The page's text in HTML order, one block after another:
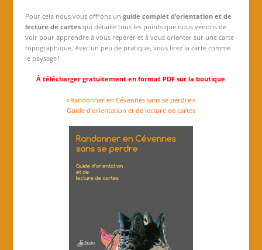
Pour cela nous vous offrons un guide complet d’orientation et de
lecture de cartesqui détaille tous les points que nous venons de
voir pour apprendre à vous repérer et à vous orienter sur une carte
topographique. Avec un peu de pratique, vous lirez la carte comme
le paysage !
À télécharger gratuitement en format PDF sur la boutique
« Randonner en Cévennes sans se perdre »
Guide d’orientation et de lecture de cartes